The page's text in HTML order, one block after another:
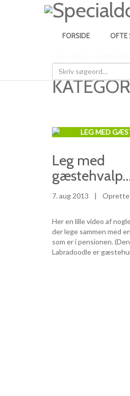
FORSIDE OFTE
Leg med
7. aug 2013 |
Her en lille video af
der lege sammen med
som er i pensionen.
Labradoodle er